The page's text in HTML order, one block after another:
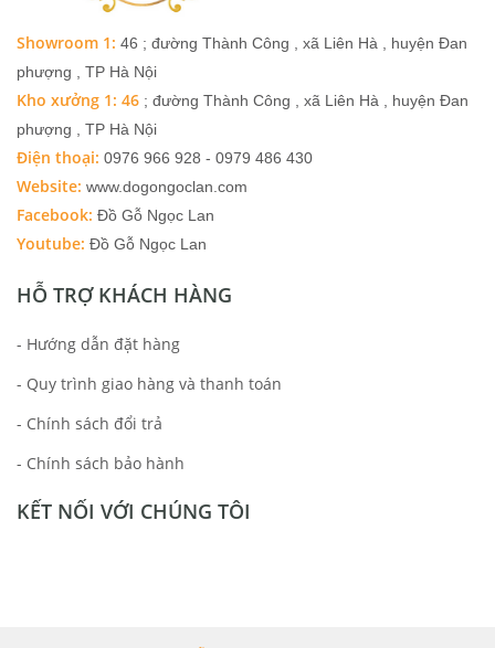
Showroom 1: 46 ; đường Thành Công , xã Liên Hà , huyện Đan
phượng , TP Hà Nội
Kho xưởng 1: 46 ; đường Thành Công , xã Liên Hà , huyện Đan
phượng , TP Hà Nội
Điện thoại: 0976 966 928 - 0979 486 430
Website: www.dogongoclan.com
Facebook: Đồ Gỗ Ngọc Lan
Youtube: Đồ Gỗ Ngọc Lan
HỖ TRỢ KHÁCH HÀNG
- Hướng dẫn đặt hàng
- Quy trình giao hàng và thanh toán
- Chính sách đổi trả
- Chính sách bảo hành
KẾT NỐI VỚI CHÚNG TÔI